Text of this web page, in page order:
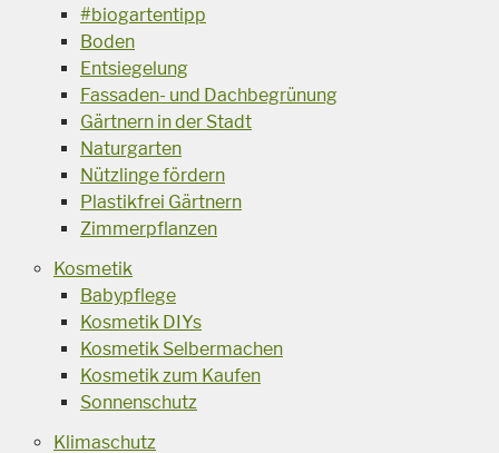
#biogartentipp
Boden
Entsiegelung
Fassaden- und Dachbegrünung
Gärtnern in der Stadt
Naturgarten
Nützlinge fördern
Plastikfrei Gärtnern
Zimmerpflanzen
Kosmetik
Babypflege
Kosmetik DIYs
Kosmetik Selbermachen
Kosmetik zum Kaufen
Sonnenschutz
Klimaschutz